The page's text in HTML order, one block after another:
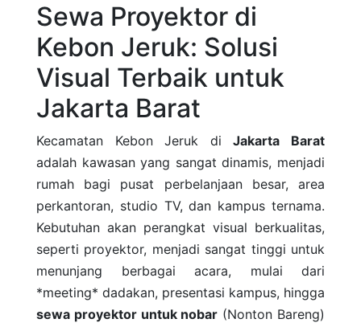
Sewa Proyektor di
Kebon Jeruk: Solusi
Visual Terbaik untuk
Jakarta Barat
Kecamatan Kebon Jeruk diJakarta Barat
adalah kawasan yang sangat dinamis, menjadi
rumah bagi pusat perbelanjaan besar, area
perkantoran, studio TV, dan kampus ternama.
Kebutuhan akan perangkat visual berkualitas,
seperti proyektor, menjadi sangat tinggi untuk
menunjang berbagai acara, mulai dari
*meeting* dadakan, presentasi kampus, hingga
sewa proyektor untuk nobar (Nonton Bareng)